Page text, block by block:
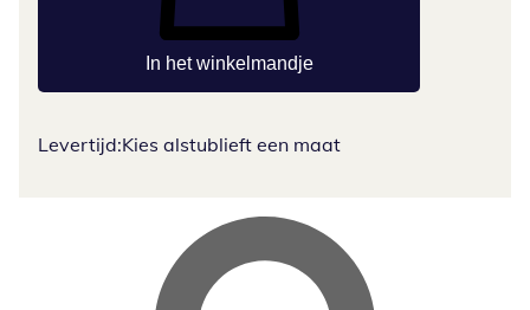
In het winkelmandje
Levertijd:Kies alstublieft een maat